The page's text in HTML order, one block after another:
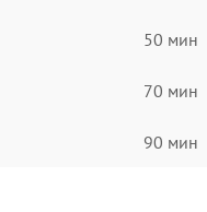
50 мин
70 мин
90 мин